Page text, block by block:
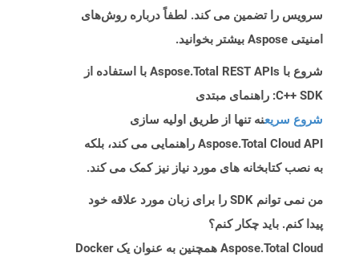
سرویس را تضمین می کند. لطفاً درباره روش‌های
امنیتی Aspose بیشتر بخوانید.
شروع با Aspose.Total REST APIs با استفاده از
C++ SDK: راهنمای مبتدی
شروع سریعنه تنها از طریق اولیه سازی
Aspose.Total Cloud API راهنمایی می کند، بلکه
به نصب کتابخانه های مورد نیاز نیز کمک می کند.
من نمی توانم SDK را برای زبان مورد علاقه خود
پیدا کنم. باید چکار کنم؟
Aspose.Total Cloud همچنین به عنوان یک Docker